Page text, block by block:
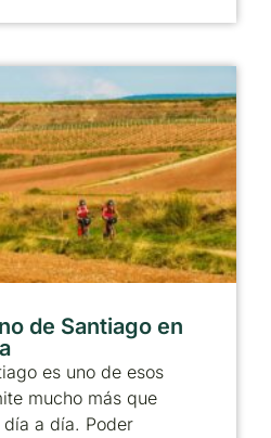
de Santiago en
es uno de esos
mucho más que
a día. Poder